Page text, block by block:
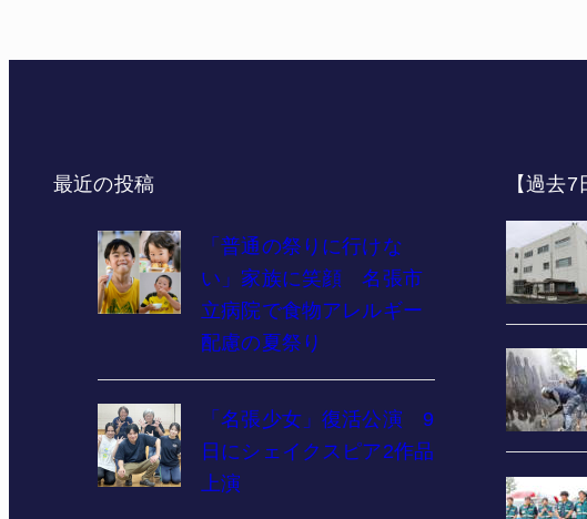
最近の投稿
「普通の祭りに行けな
い」家族に笑顔 名張市
立病院で食物アレルギー
配慮の夏祭り
「名張少女」復活公演 9
日にシェイクスピア2作品
上演
【過去